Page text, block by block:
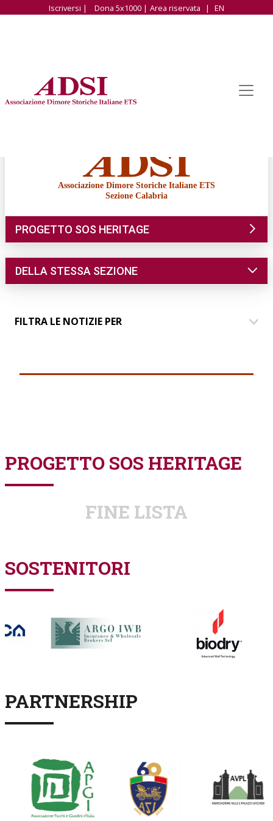
Iscriversi | Dona 5x1000 | Area riservata | EN
Associazione Dimore Storiche Italiane ETS
Sezione Calabria
PROGETTO SOS HERITAGE
DELLA STESSA SEZIONE
FILTRA LE NOTIZIE PER
PROGETTO SOS HERITAGE
FINE LISTA
SOSTENITORI
PARTNERSHIP